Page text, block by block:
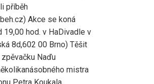
příběh
Akce se koná
19,00 hod. v HaDivadle v
8d,602 00 Brno) Těšit
Naďu
mistra